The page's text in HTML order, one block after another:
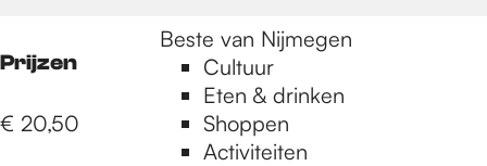
Beste van Nijmegen
Cultuur
Eten & drinken
Shoppen
Activiteiten
Prijzen
€ 20,50